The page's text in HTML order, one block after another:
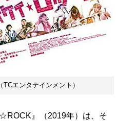
エンタテインメント）
』（2019年）は、そ